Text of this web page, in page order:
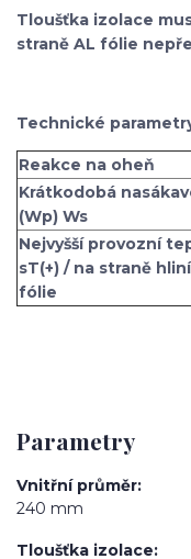
Tloušťka izolace
straně AL fólie
Technické
Reakce na oheň
Krátkodobá
(Wp) Ws
Nejvyšší provozní
sT(+) / na straně
fólie
Parametry
Vnitřní průměr
240 mm
Tloušťka izolace